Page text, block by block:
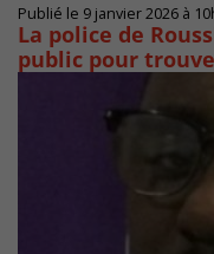
Publié le 9 janvier 2026 à
La police de
public pour